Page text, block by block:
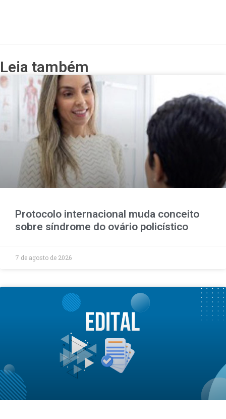
Leia também
Protocolo internacional muda conceito
sobre síndrome do ovário policístico
7 de agosto de 2026